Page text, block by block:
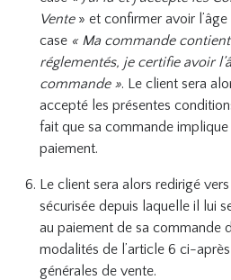
Vente » et confirmer avoir
case « Ma commande
réglementés, je certifie avoir
commande». Le client sera
accepté les présentes
fait que sa commande
paiement.
Le client sera alors redirigé
sécurisée depuis laquelle il lui
au paiement de sa commande
modalités de l’article 6 ci-
générales de vente.